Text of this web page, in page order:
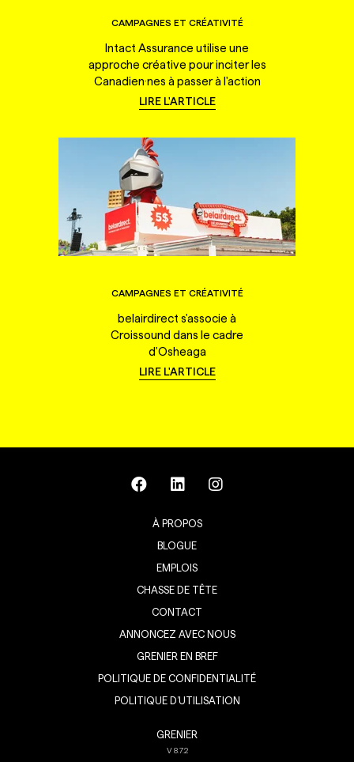
CAMPAGNES ET CRÉATIVITÉ
Intact Assurance utilise une
approche créative pour inciter les
Canadien·nes à passer à l'action
LIRE L'ARTICLE
CAMPAGNES ET CRÉATIVITÉ
belairdirect s'associe à
Croissound dans le cadre
d'Osheaga
LIRE L'ARTICLE
À PROPOS
BLOGUE
EMPLOIS
CHASSE DE TÊTE
CONTACT
ANNONCEZ AVEC NOUS
GRENIER EN BREF
POLITIQUE DE CONFIDENTIALITÉ
POLITIQUE D’UTILISATION
GRENIER
V8.7.2